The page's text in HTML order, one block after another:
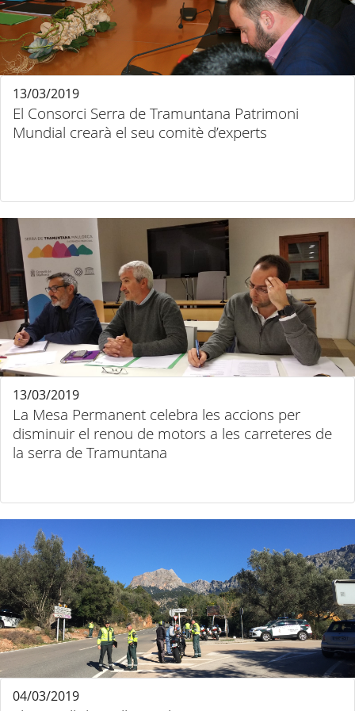
El Consorci Serra de Tramuntana Patrimoni
Mundial crearà el seu comitè d’experts
13/03/2019
La Mesa Permanent celebra les accions per
disminuir el renou de motors a les carreteres de
la serra de Tramuntana
13/03/2019
04/03/2019